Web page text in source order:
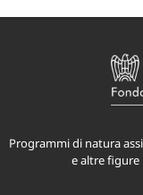
Programmi di natura
e altre figure